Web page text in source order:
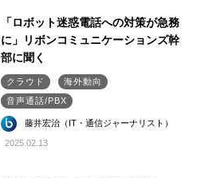
「ロボット迷惑電話への対策が急務
に」リボンコミュニケーションズ幹
部に聞く
クラウド
海外動向
音声通話/PBX
藤井宏治（IT・通信ジャーナリスト）
2025.02.13